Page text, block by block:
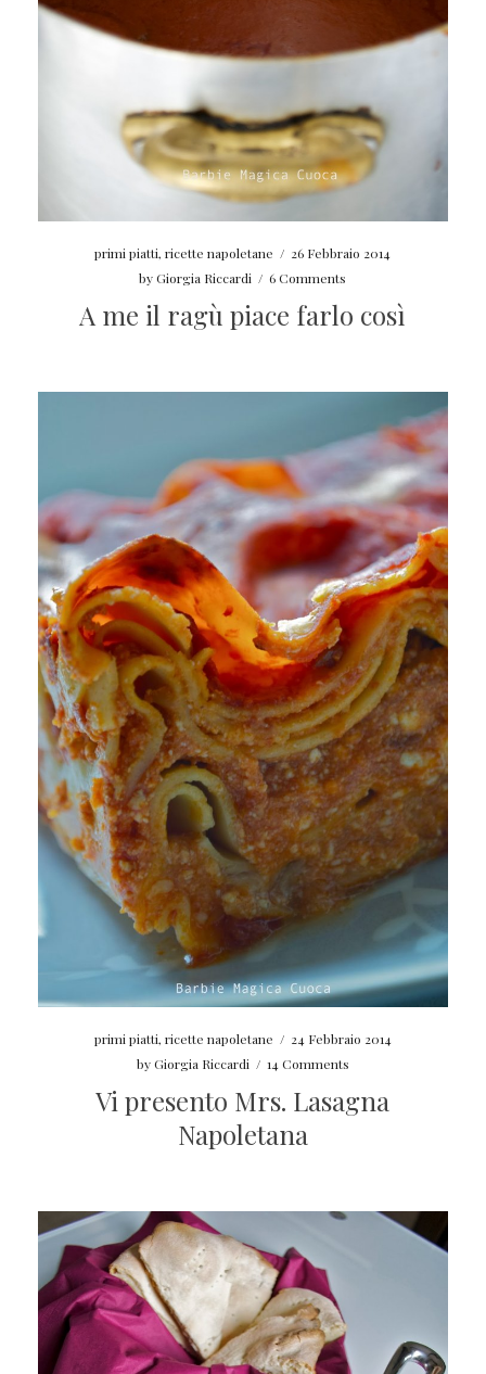
primi piatti,ricette napoletane / 26 Febbraio 2014
byGiorgia Riccardi / 6 Comments
A me il ragù piace farlo così
primi piatti, ricette napoletane / 24 Febbraio 2014
byGiorgia Riccardi / 14 Comments
Vi presento Mrs. Lasagna
Napoletana